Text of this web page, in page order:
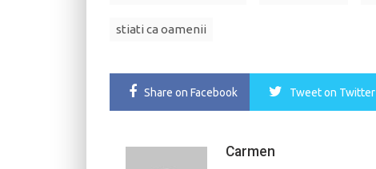
stiati ca oamenii
Share on Facebook Tweeton Twitter
Carmen